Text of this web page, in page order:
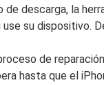
descarga, la
su dispositivo.
de
hasta que el